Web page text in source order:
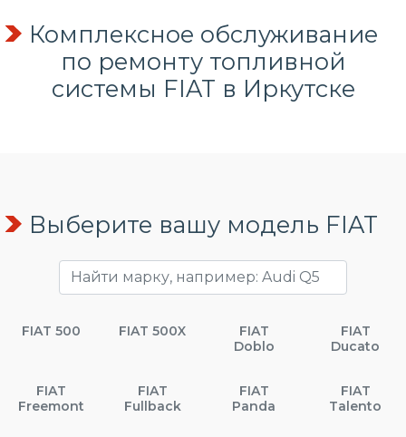
Комплексное обслуживание
по ремонту топливной
системы FIAT в Иркутске
Выберите вашу модель FIAT
FIAT 500 FIAT 500X
FIAT
Doblo
FIAT
Ducato
FIAT
Freemont
FIAT
Fullback
FIAT
Panda
FIAT
Talento